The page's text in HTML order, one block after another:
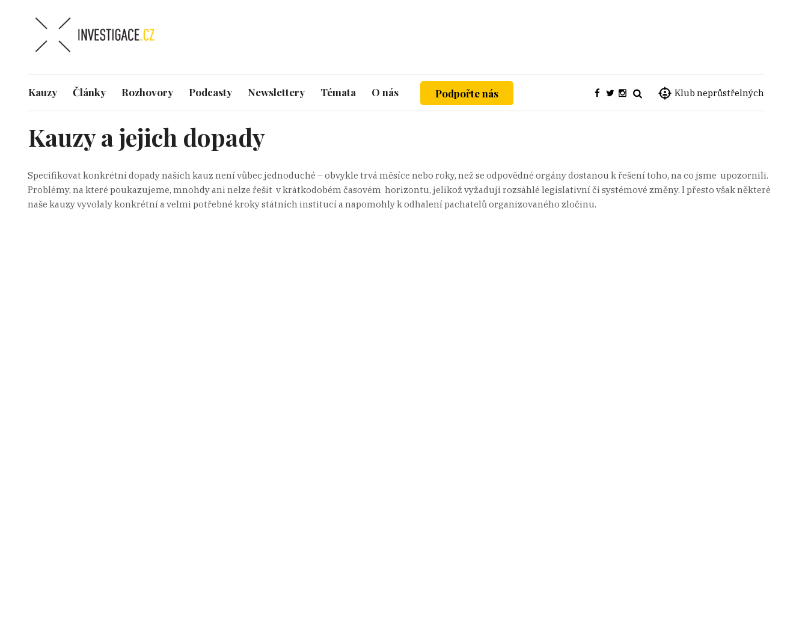
Klub neprůstřelných
Kauzy Články Rozhovory Podcasty Newslettery Témata O nás Podpořte nás
Kauzy a jejich dopady
Specifikovat konkrétní dopady našich kauz není vůbec jednoduché – obvykle trvá měsíce nebo roky, než se odpovědné orgány dostanou k řešení toho, na co jsme upozornili.
Problémy, na které poukazujeme, mnohdy ani nelze řešit v krátkodobém časovém horizontu, jelikož vyžadují rozsáhlé legislativní či systémové změny. I přesto však některé
naše kauzy vyvolaly konkrétní a velmi potřebné kroky státních institucí a napomohly k odhalení pachatelů organizovaného zločinu.